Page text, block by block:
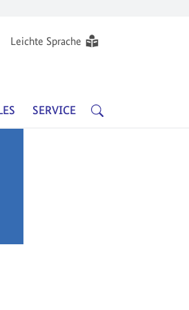
Leichte Sprache
SERVICE SUCHE